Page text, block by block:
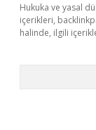
Hukuka ve yasal
içerikleri,
halinde, ilgili